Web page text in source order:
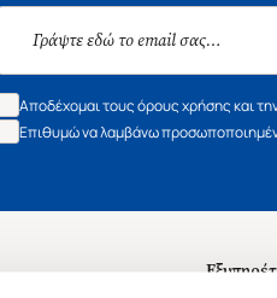
Αποδέχομαι τους όρους χρήσης και
Επιθυμώ να λαμβάνω